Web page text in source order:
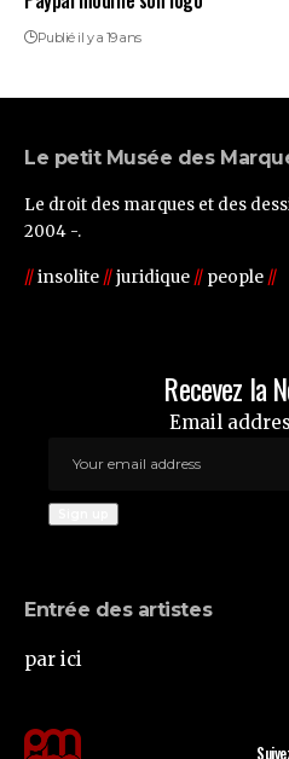
Publié il y a 19 ans
Le petit Musée des
Le droit des marques et des
2004 -.
//insolite //juridique // people //
Recevez la
Email
Entrée des artistes
par ici